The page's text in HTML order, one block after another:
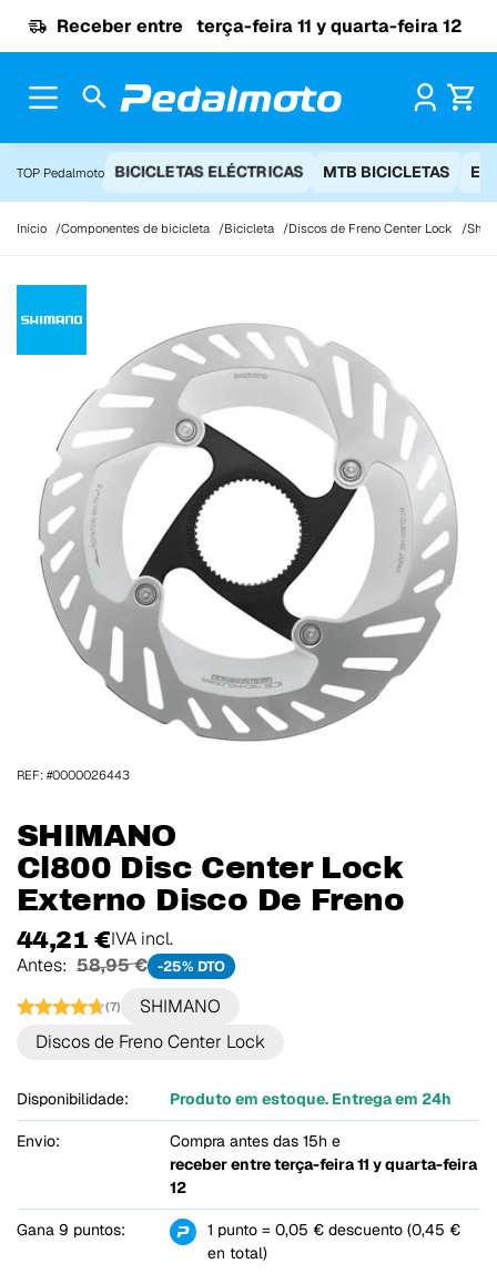
Receber entre terça-feira 11 y quarta-feira 12
TOP Pedalmoto BICICLETAS ELÉCTRICAS MTB BICICLETAS
Início Componentes de bicicleta Bicicleta Discos de Freno Center Lock
SHIMANO
Cl800 Disc Center Lock
Externo Disco De Freno
44,21 €IVA incl.
Antes: 58,95 € -25% DTO
(7)
SHIMANO
Discos de Freno Center Lock
Disponibilidade: Produto em estoque. Entrega em 24h
Envio:
Compra antes das 15h e
receber entreterça-feira 11 y quarta-feira
12
Gana 9 puntos:
1 punto = 0,05 € descuento (0,45 €
en total)
REF: #0000026443